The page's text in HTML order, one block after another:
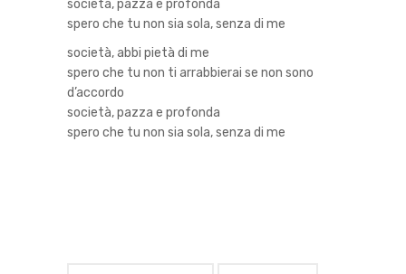
società, pazza e profonda
spero che tu non sia sola, senza di me
società, abbi pietà di me
spero che tu non ti arrabbierai se non sono
d’accordo
società, pazza e profonda
spero che tu non sia sola, senza di me